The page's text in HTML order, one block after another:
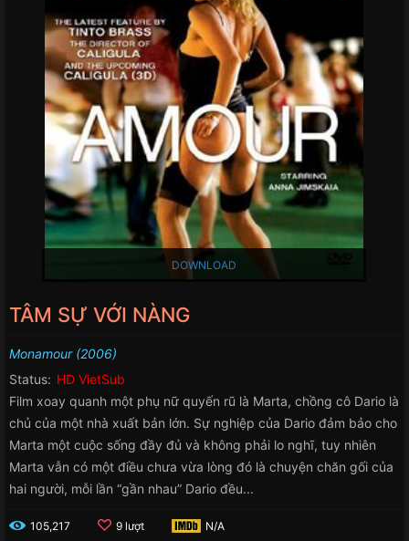
DOWNLOAD
TÂM SỰ VỚI NÀNG
Monamour (2006)
Status: HD VietSub
Film xoay quanh một phụ nữ quyến rũ là Marta, chồng cô Dario là
chủ của một nhà xuất bản lớn. Sự nghiệp của Dario đảm bảo cho
Marta một cuộc sống đầy đủ và không phải lo nghĩ, tuy nhiên
Marta vẫn có một điều chưa vừa lòng đó là chuyện chăn gối của
hai người, mỗi lần “gần nhau” Dario đều...
105,217 9 lượt N/A